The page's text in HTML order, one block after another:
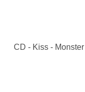
CD - Kiss - Monster